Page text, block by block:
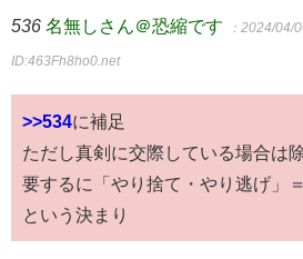
536 名無しさん＠恐縮です ：2024/04/
ID:463Fh8ho0.net
>>534に補足
ただし真剣に交際している場合は
要するに「やり捨て・やり逃げ」
という決まり